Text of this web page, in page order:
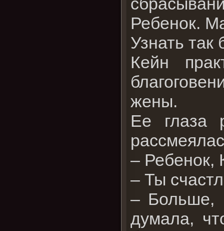
Ребенок.
Узнать так
Кейн
жены.
Ее глаза
– Ребенок,
– Ты
– Больше,
думала,